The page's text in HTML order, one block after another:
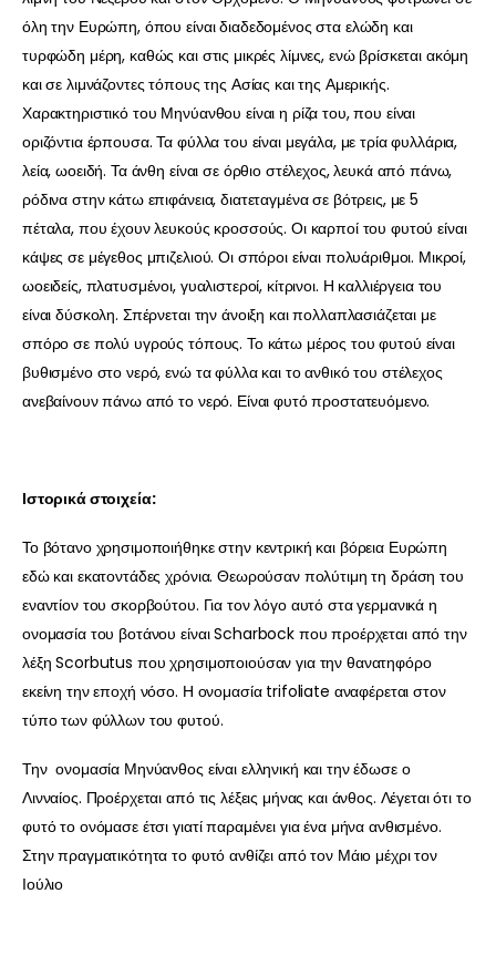
όλη την Ευρώπη, όπου είναι διαδεδομένος στα ελώδη και
τυρφώδη μέρη, καθώς και στις μικρές λίμνες, ενώ βρίσκεται ακόμη
και σε λιμνάζοντες τόπους της Ασίας και της Αμερικής.
Χαρακτηριστικό του Μηνύανθου είναι η ρίζα του, που είναι
οριζόντια έρπουσα. Τα φύλλα του είναι μεγάλα, με τρία φυλλάρια,
λεία, ωοειδή. Τα άνθη είναι σε όρθιο στέλεχος, λευκά από πάνω,
ρόδινα στην κάτω επιφάνεια, διατεταγμένα σε βότρεις, με 5
πέταλα, που έχουν λευκούς κροσσούς. Οι καρποί του φυτού είναι
κάψες σε μέγεθος μπιζελιού. Οι σπόροι είναι πολυάριθμοι. Μικροί,
ωοειδείς, πλατυσμένοι, γυαλιστεροί, κίτρινοι. Η καλλιέργεια του
είναι δύσκολη. Σπέρνεται την άνοιξη και πολλαπλασιάζεται με
σπόρο σε πολύ υγρούς τόπους. Το κάτω μέρος του φυτού είναι
βυθισμένο στο νερό, ενώ τα φύλλα και το ανθικό του στέλεχος
ανεβαίνουν πάνω από το νερό. Είναι φυτό προστατευόμενο.
Ιστορικά στοιχεία:
Το βότανο χρησιμοποιήθηκε στην κεντρική και βόρεια Ευρώπη
εδώ και εκατοντάδες χρόνια. Θεωρούσαν πολύτιμη τη δράση του
εναντίον του σκορβούτου. Για τον λόγο αυτό στα γερμανικά η
ονομασία του βοτάνου είναι Scharbock που προέρχεται από την
λέξη Scorbutus που χρησιμοποιούσαν για την θανατηφόρο
εκείνη την εποχή νόσο. Η ονομασία trifoliate αναφέρεται στον
τύπο των φύλλων του φυτού.
Την ονομασία Μηνύανθος είναι ελληνική και την έδωσε ο
Λινναίος. Προέρχεται από τις λέξεις μήνας και άνθος. Λέγεται ότι το
φυτό το ονόμασε έτσι γιατί παραμένει για ένα μήνα ανθισμένο.
Στην πραγματικότητα το φυτό ανθίζει από τον Μάιο μέχρι τον
Ιούλιο